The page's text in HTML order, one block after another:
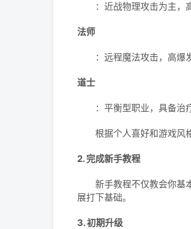
：近战物理攻击为主，高
法师
：远程魔法攻击，高爆发
道士
：平衡型职业，具备治疗
根据个人喜好和游戏风格
2. 完成新手教程
新手教程不仅教会你基本
展打下基础。
3. 初期升级